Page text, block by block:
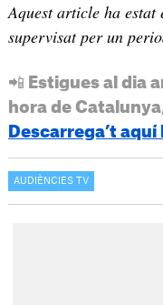
Aquest article ha
supervisat per un
📲 Estigues al dia
hora de
Descarrega’t aquí
AUDIÈNCIES TV